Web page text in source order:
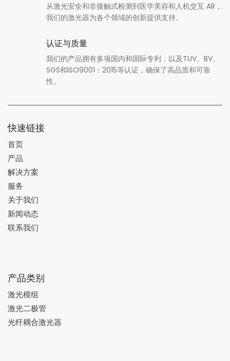
从激光安全和非接触式检测到医学美容和人机交互 AR，
我们的激光器为各个领域的创新提供支持。
认证与质量
我们的产品拥有多项国内和国际专利，以及TUV、BV、
SGS和ISO9001：2015等认证，确保了高品质和可靠
性。
快速链接
首页
产品
解决方案
服务
关于我们
新闻动态
联系我们
产品类别
激光模组
激光二极管
光纤耦合激光器